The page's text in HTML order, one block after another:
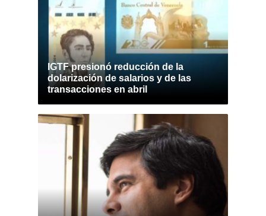
IGTF presionó reducción de la
dolarización de salarios y de las
transacciones en abril